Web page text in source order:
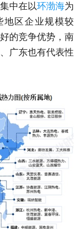
中在以环渤海为
地区企业规模较
的竞争优势，南
广东也有代表性